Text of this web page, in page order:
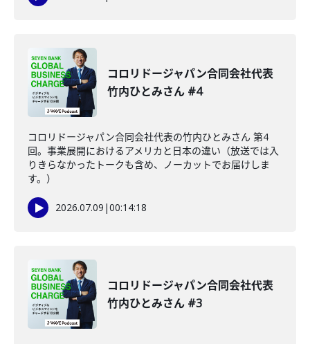
コロリドージャパン合同会社代表
竹内ひとみさん #4
コロリドージャパン合同会社代表の竹内ひとみさん 第4
回。事業展開におけるアメリカと日本の違い（放送では入
りきらなかったトークも含め、ノーカットでお届けしま
す。）
2026.07.09 |00:14:18
コロリドージャパン合同会社代表
竹内ひとみさん #3